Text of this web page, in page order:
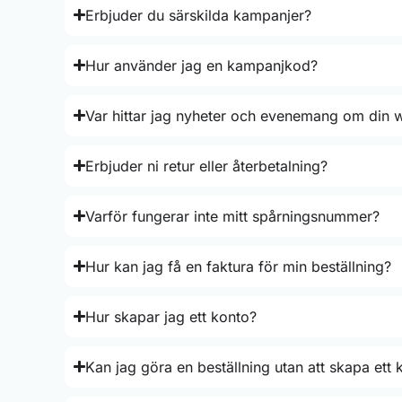
Erbjuder du särskilda kampanjer?
Hur använder jag en kampanjkod?
Var hittar jag nyheter och evenemang om din
Erbjuder ni retur eller återbetalning?
Varför fungerar inte mitt spårningsnummer?
Hur kan jag få en faktura för min beställning?
Hur skapar jag ett konto?
Kan jag göra en beställning utan att skapa ett